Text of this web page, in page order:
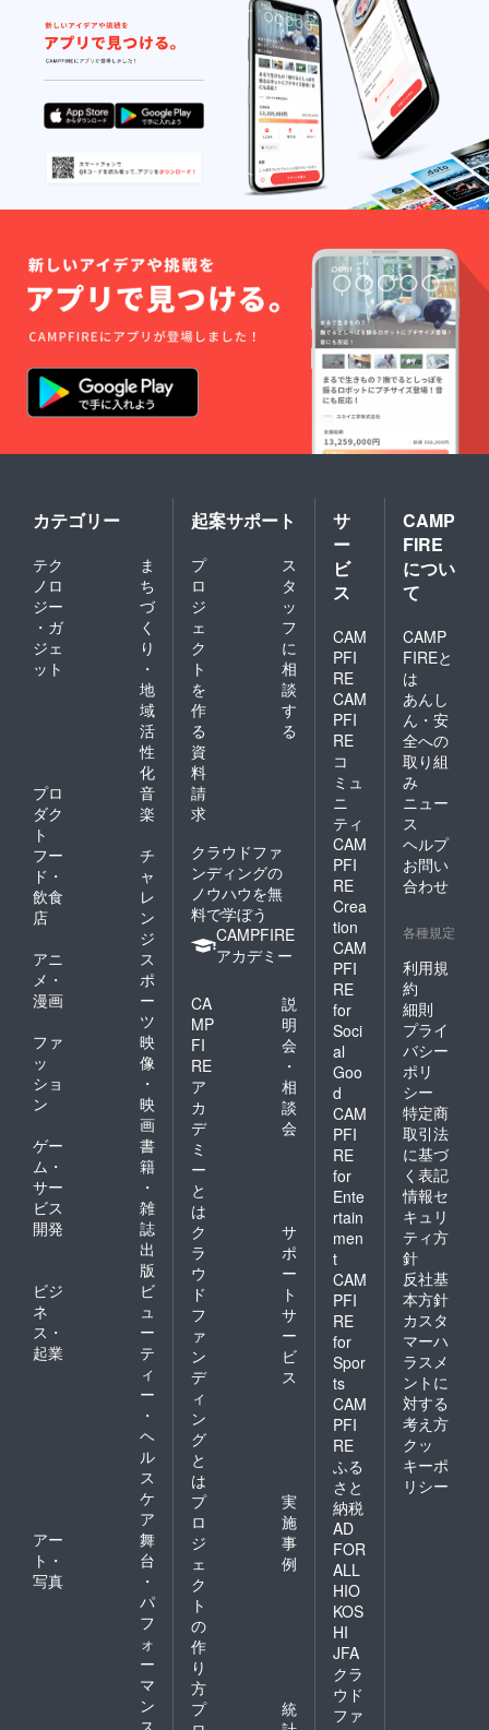
カテゴリー
テク
ノロ
ジー
・ガ
ジェ
ット
ま
ち
づ
く
り
・
地
域
活
性
化
プロ
ダク
ト
音
楽
フー
ド・
飲食
店
チ
ャ
レ
ン
ジ
アニ
メ・
漫画
ス
ポ
ー
ツ
ファ
ッ
ショ
ン
映
像
・
映
画
ゲー
ム・
サー
ビス
開発
書
籍
・
雑
誌
出
版
ビジ
ネ
ス・
起業
ビ
ュ
ー
テ
ィ
ー
・
ヘ
ル
ス
ケ
ア
アー
ト・
写真
舞
台
・
パ
フ
ォ
ー
マ
ン
起案サポート
プ
ロ
ジ
ェ
ク
ト
を
作
る
ス
タ
ッ
フ
に
相
談
す
る
資
料
請
求
クラウドファ
ンディングの
ノウハウを無
料で学ぼう
CAMPFIRE
アカデミー
CA
MP
FI
RE
ア
カ
デ
ミ
ー
と
は
説
明
会
・
相
談
会
ク
ラ
ウ
ド
フ
ァ
ン
デ
ィ
ン
グ
と
は
サ
ポ
ー
ト
サ
ー
ビ
ス
プ
ロ
ジ
ェ
ク
ト
の
作
り
方
実
施
事
例
プ
統
サ
ー
ビ
ス
CAM
PFI
RE
CAM
PFI
RE
コ
ミュ
ニ
ティ
CAM
PFI
RE
Crea
tion
CAM
PFI
RE
for
Soci
al
Goo
d
CAM
PFI
RE
for
Ente
rtain
men
t
CAM
PFI
RE
for
Spor
ts
CAM
PFI
RE
ふる
さと
納税
AD
FOR
ALL
HIO
KOS
HI
JFA
クラ
ウド
ファ
CAMP
FIRE
につい
て
CAMP
FIREと
は
あんし
ん・安
全への
取り組
み
ニュー
ス
ヘルプ
お問い
合わせ
各種規定
利用規
約
細則
プライ
バシー
ポリ
シー
特定商
取引法
に基づ
く表記
情報セ
キュリ
ティ方
針
反社基
本方針
カスタ
マーハ
ラスメ
ントに
対する
考え方
クッ
キーポ
リシー